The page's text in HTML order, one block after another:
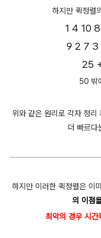
하지만 퀵정렬
1 4 10
9 2 7
25
50 밖
위와 같은 원리로 각자 정리
더 빠르다
하지만 이러한 퀵정렬은 이미
의 이점
최악의 경우 시